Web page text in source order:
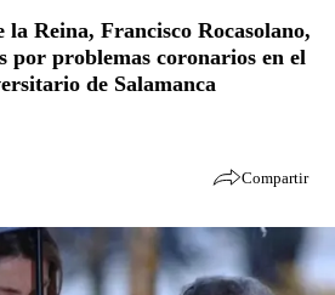
Reina, Francisco Rocasolano,
por problemas coronarios en el
de Salamanca
Compartir